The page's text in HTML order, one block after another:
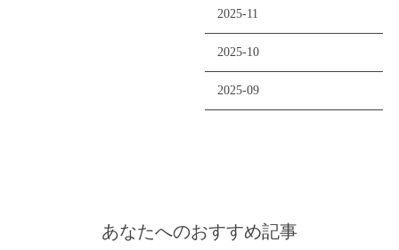
2025-11
2025-10
2025-09
あなたへのおすすめ記事